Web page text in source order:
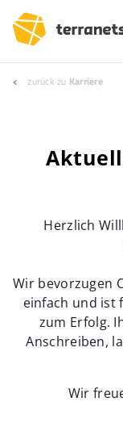
zurück zu Karriere
Herzlich
Wir bevorzugen
einfach und ist
zum Erfolg.
Anschreiben,
Wir